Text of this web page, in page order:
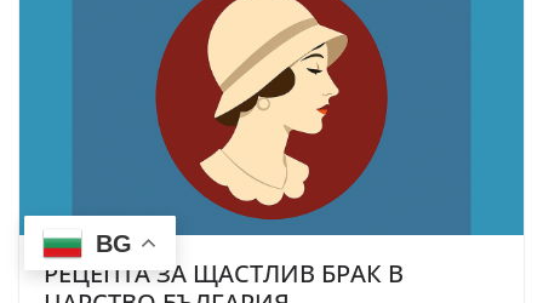
РЕЦЕПТА ЗА ЩАСТЛИВ БРАК В
BG